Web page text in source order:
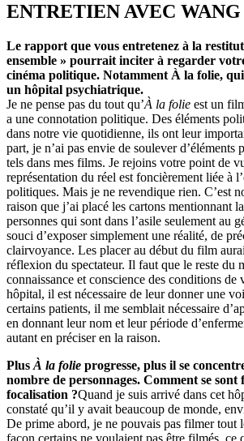
ENTRETIEN AVEC
Le rapport que vous entretenez à la
ensemble » pourrait inciter à regarder
cinéma politique. Notamment À la folie,
un hôpital psychiatrique.
Je ne pense pas du tout qu’À la folie est un
a une connotation politique. Des éléments
dans notre vie quotidienne, ils ont leur
part, je n’ai pas envie de soulever d’éléments
tels dans mes films. Je rejoins votre point de
représentation du réel est foncièrement liée à
politiques. Mais je ne revendique rien. C’est
raison que j’ai placé les cartons mentionnant
personnes qui sont dans l’asile seulement au
souci d’exposer simplement une réalité, de
clairvoyance. Les placer au début du film
réflexion du spectateur. Il faut que le reste du
connaissance et conscience des conditions de
hôpital, il est nécessaire de leur donner une
certains patients, il me semblait nécessaire
en donnant leur nom et leur période
autant en préciser en la raison.
Plus À la folie progresse, plus il se
nombre de personnages. Comment se sont
focalisation ?Quand je suis arrivé dans cet
constaté qu’il y avait beaucoup de monde,
De prime abord, je ne pouvais pas filmer tout